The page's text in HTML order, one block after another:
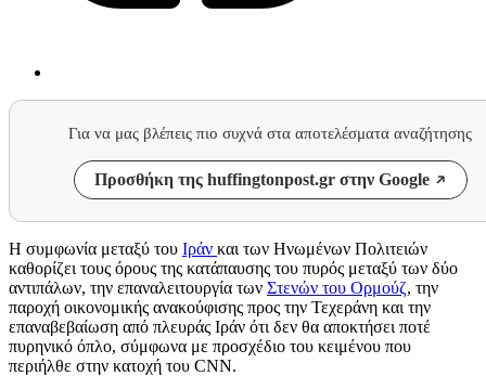
Για να μας βλέπεις πιο συχνά στα αποτελέσματα αναζήτησης
Προσθήκη της huffingtonpost.gr στην Google
Η συμφωνία μεταξύ του Ιράν και των Ηνωμένων Πολιτειών
καθορίζει τους όρους της κατάπαυσης του πυρός μεταξύ των δύο
αντιπάλων, την επαναλειτουργία των Στενών του Ορμούζ, την
παροχή οικονομικής ανακούφισης προς την Τεχεράνη και την
επαναβεβαίωση από πλευράς Ιράν ότι δεν θα αποκτήσει ποτέ
πυρηνικό όπλο, σύμφωνα με προσχέδιο του κειμένου που
περιήλθε στην κατοχή του CNN.